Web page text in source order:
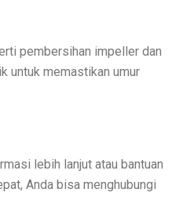
pembersihan impeller dan
untuk memastikan umur
lebih lanjut atau bantuan
Anda bisa menghubungi